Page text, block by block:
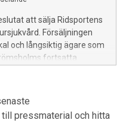
att sälja Ridsportens
Försäljningen
och långsiktig ägare som
fortsatta
pressmaterial och hitta